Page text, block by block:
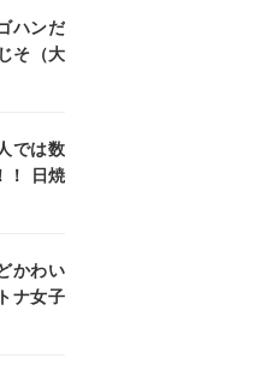
ハンだ
そ（大
では数
！ 日焼
かわい
ナ女子